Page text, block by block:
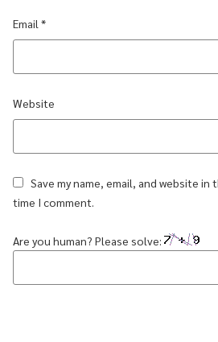
Email *
Website
Save my name, email, and website
time I comment.
Are you human? Please solve: